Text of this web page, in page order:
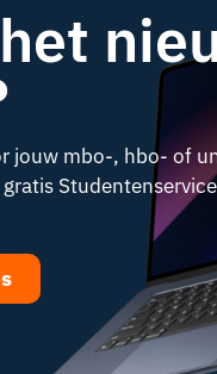
jouw mbo-, hbo- of